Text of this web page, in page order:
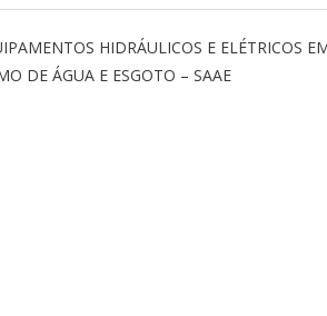
HIDRÁULICOS E ELÉTRICOS
DE ÁGUA E ESGOTO – SAAE